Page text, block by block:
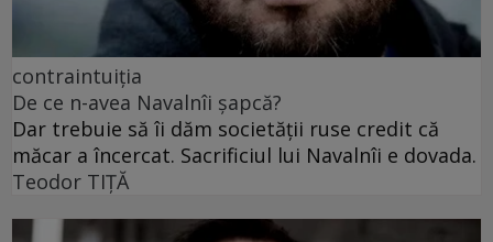
contraintuiția
De ce n-avea Navalnîi șapcă?
Dar trebuie să îi dăm societății ruse credit că
măcar a încercat. Sacrificiul lui Navalnîi e dovada.
Teodor TIŢĂ